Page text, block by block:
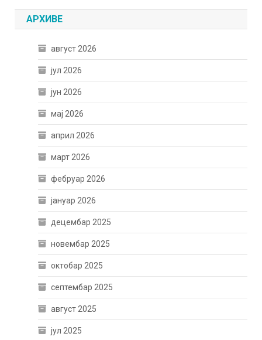
АРХИВЕ
август 2026
јул 2026
јун 2026
мај 2026
април 2026
март 2026
фебруар 2026
јануар 2026
децембар 2025
новембар 2025
октобар 2025
септембар 2025
август 2025
јул 2025